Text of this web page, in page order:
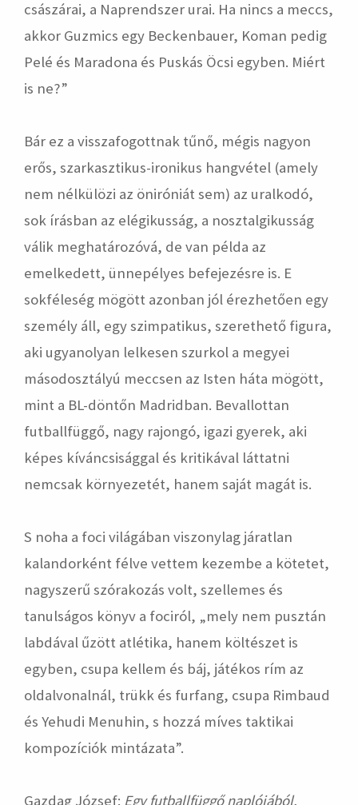
császárai, a Naprendszer urai. Ha nincs a meccs,
akkor Guzmics egy Beckenbauer, Koman pedig
Pelé és Maradona és Puskás Öcsi egyben. Miért
is ne?”
Bár ez a visszafogottnak tűnő, mégis nagyon
erős, szarkasztikus-ironikus hangvétel (amely
nem nélkülözi az öniróniát sem) az uralkodó,
sok írásban az elégikusság, a nosztalgikusság
válik meghatározóvá, de van példa az
emelkedett, ünnepélyes befejezésre is. E
sokféleség mögött azonban jól érezhetően egy
személy áll, egy szimpatikus, szerethető figura,
aki ugyanolyan lelkesen szurkol a megyei
másodosztályú meccsen az Isten háta mögött,
mint a BL-döntőn Madridban. Bevallottan
futballfüggő, nagy rajongó, igazi gyerek, aki
képes kíváncsisággal és kritikával láttatni
nemcsak környezetét, hanem saját magát is.
S noha a foci világában viszonylag járatlan
kalandorként félve vettem kezembe a kötetet,
nagyszerű szórakozás volt, szellemes és
tanulságos könyv a fociról, „mely nem pusztán
labdával űzött atlétika, hanem költészet is
egyben, csupa kellem és báj, játékos rím az
oldalvonalnál, trükk és furfang, csupa Rimbaud
és Yehudi Menuhin, s hozzá míves taktikai
kompozíciók mintázata”.
Gazdag József: Egy futballfüggő naplójából,